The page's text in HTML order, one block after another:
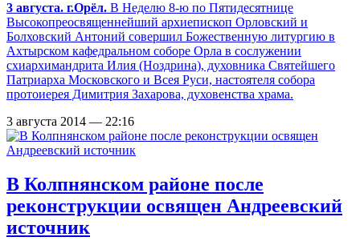
3 августа. г.Орёл. В Неделю 8-ю по Пятидесятнице
Высокопреосвященнейший архиепископ Орловский и
Болховский Антоний совершил Божественную литургию в
Ахтырском кафедральном соборе Орла в сослужении
схиархимандрита Илия (Ноздрина), духовника Святейшего
Патриарха Московского и Всея Руси, настоятеля собора
протоиерея Димитрия Захарова, духовенства храма.
3 августа 2014 — 22:16
В Колпнянском районе после
реконструкции освящен Андреевский
источник